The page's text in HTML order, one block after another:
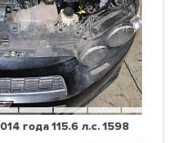
года 115.6 л.с. 1598